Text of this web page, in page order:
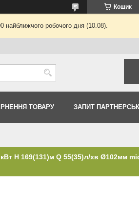
Кошик
найближчого робочого дня (10.08).
ТОВАРУ ЗАПИТ
H 169(131)м Q 55(35)л/хв Ø102мм